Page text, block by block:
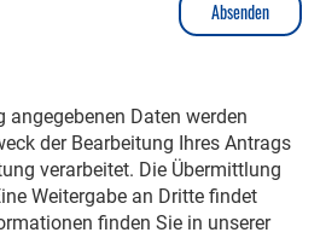
Daten werden
der Bearbeitung Ihres Antrags
verarbeitet. Die Übermittlung
Weitergabe an Dritte findet
finden Sie in unserer